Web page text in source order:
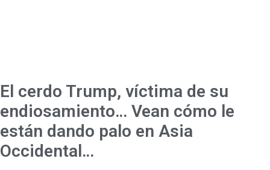
El cerdo Trump, víctima de su
endiosamiento… Vean cómo le
están dando palo en Asia
Occidental…